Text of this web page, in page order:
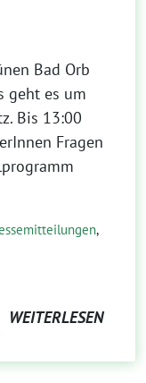
Bad Orb
geht es um
Bis 13:00
Fragen
,
WEITERLESEN